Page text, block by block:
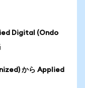
Digital (Ondo
から Applied